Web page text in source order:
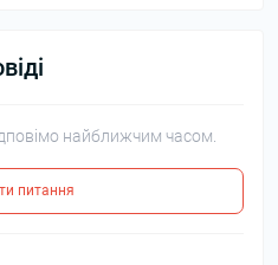
найближчим часом.
питання